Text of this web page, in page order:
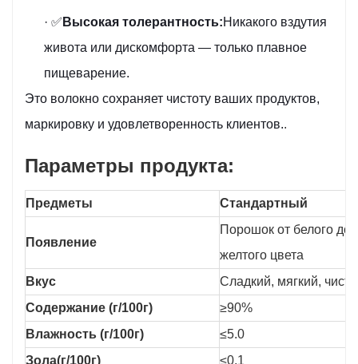
· ✅ Высокая толерантность:Никакого вздутия
живота или дискомфорта — только плавное
пищеварение.
Это волокно сохраняет чистоту ваших продуктов,
маркировку и удовлетворенность клиентов..
Параметры продукта:
Предметы Стандартный
Появление
Порошок от белого до
желтого цвета
Вкус
Сладкий, мягкий,
Содержание (г/100г)
≥90%
Влажность (г/100г)
≤5.0
Зола(г/100г)
≤0,1